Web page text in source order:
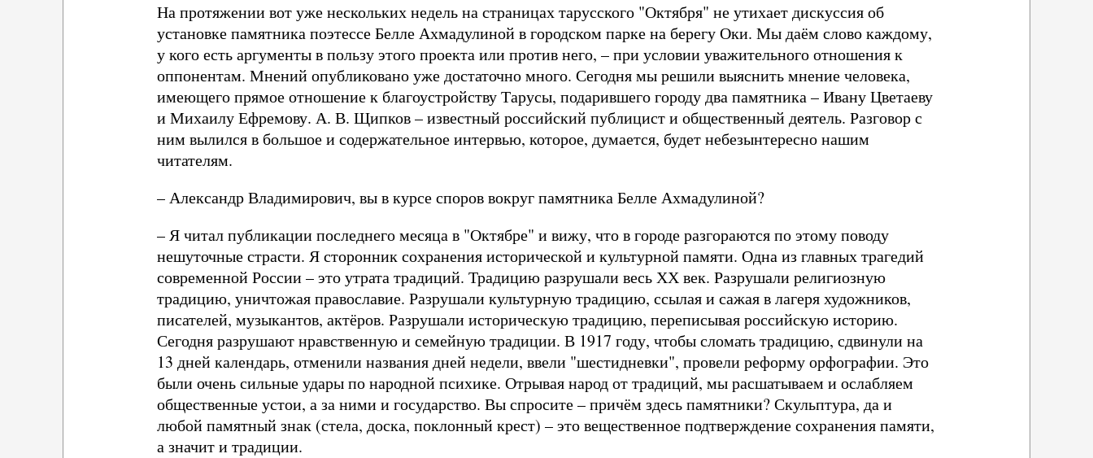
На протяжении вот уже нескольких недель на страницах тарусского "Октября" не утихает дискуссия об
установке памятника поэтессе Белле Ахмадулиной в городском парке на берегу Оки. Мы даём слово каждому,
у кого есть аргументы в пользу этого проекта или против него, – при условии уважительного отношения к
оппонентам. Мнений опубликовано уже достаточно много. Сегодня мы решили выяснить мнение человека,
имеющего прямое отношение к благоустройству Тарусы, подарившего городу два памятника – Ивану Цветаеву
и Михаилу Ефремову. А. В. Щипков – известный российский публицист и общественный деятель. Разговор с
ним вылился в большое и содержательное интервью, которое, думается, будет небезынтересно нашим
читателям.
– Александр Владимирович, вы в курсе споров вокруг памятника Белле Ахмадулиной?
– Я читал публикации последнего месяца в "Октябре" и вижу, что в городе разгораются по этому поводу
нешуточные страсти. Я сторонник сохранения исторической и культурной памяти. Одна из главных трагедий
современной России – это утрата традиций. Традицию разрушали весь ХХ век. Разрушали религиозную
традицию, уничтожая православие. Разрушали культурную традицию, ссылая и сажая в лагеря художников,
писателей, музыкантов, актёров. Разрушали историческую традицию, переписывая российскую историю.
Сегодня разрушают нравственную и семейную традиции. В 1917 году, чтобы сломать традицию, сдвинули на
13 дней календарь, отменили названия дней недели, ввели "шестидневки", провели реформу орфографии. Это
были очень сильные удары по народной психике. Отрывая народ от традиций, мы расшатываем и ослабляем
общественные устои, а за ними и государство. Вы спросите – причём здесь памятники? Скульптура, да и
любой памятный знак (стела, доска, поклонный крест) – это вещественное подтверждение сохранения памяти,
а значит и традиции.